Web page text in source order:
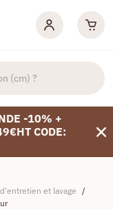
-10% +
CODE:
et lavage /